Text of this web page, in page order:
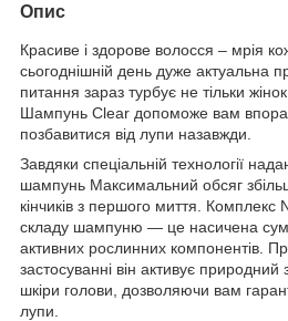
Опис
Красиве і здорове волосся – мрія
сьогоднішній день дуже актуальна
питання зараз турбує не тільки
Шампунь Clear допоможе вам
позбавитися від лупи назавжди.
Завдяки спеціальній технології
шампунь Максимальний обсяг
кінчиків з першого миття.
складу шампуню — це насичена
активних рослинних компонентів.
застосуванні він активує
шкіри голови, дозволяючи вам
лупи.